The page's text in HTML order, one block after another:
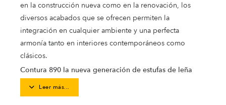
en la construcción nueva como en la renovación, los
diversos acabados que se ofrecen permiten la
integración en cualquier ambiente y una perfecta
armonía tanto en interiores contemporáneos como
clásicos.
Contura 890 la nueva generación de estufas de leña
Leer más...